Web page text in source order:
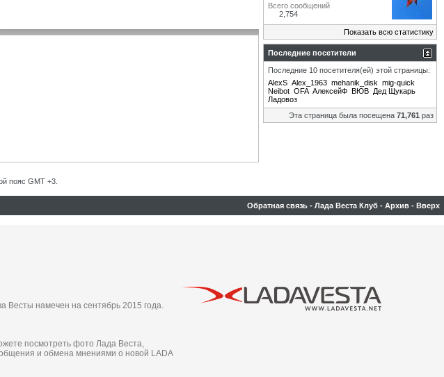
Всего сообщений
2,754
Показать всю статистику
Последние посетители
Последние 10 посетителя(ей) этой страницы:
AlexS Alex_1963 mehanik_disk mig-quick
Neibot OFA АлексейФ ВЮВ Дед Щукарь
Ладовоз
Эта страница была посещена 71,761 раз
пояс GMT +3.
Обратная связь - Лада Веста Клуб - Архив - Вверх
Весты намечен на сентябрь 2015 года.
посмотреть фото Лада Веста,
и обмена мнениями о новой LADA